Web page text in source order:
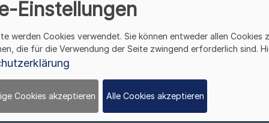
Gesetz
Ausführung des § 47 Abs. 3
(AG BDG)
Wahl der Beamtenbeisitzer
und Beamtenbeisitzer (§ 47
Einstellungen
werden Cookies verwendet. Sie können entweder allen Cookies
die für die Verwendung der Seite zwingend erforderlich sind.
Cookies akzeptieren Alle Cookies akzeptieren